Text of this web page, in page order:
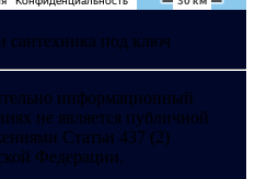
сантехника под ключ
информационный
не является публичной
Статьи 437 (2)
Федерации.